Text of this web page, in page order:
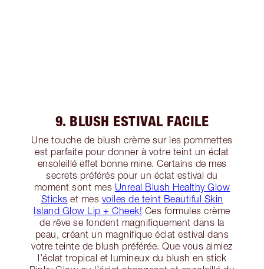
9. BLUSH ESTIVAL FACILE
Une touche de blush crème sur les pommettes
est parfaite pour donner à votre teint un éclat
ensoleillé effet bonne mine. Certains de mes
secrets préférés pour un éclat estival du
moment sont mes Unreal Blush Healthy Glow
Sticks et mes voiles de teint Beautiful Skin
Island Glow Lip + Cheek! Ces formules crème
de rêve se fondent magnifiquement dans la
peau, créant un magnifique éclat estival dans
votre teinte de blush préférée. Que vous aimiez
l’éclat tropical et lumineux du blush en stick